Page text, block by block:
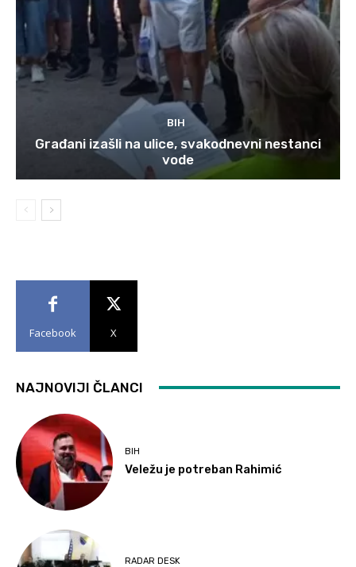
BIH
Građani izašli na ulice, svakodnevni nestanci
vode
Facebook X
NAJNOVIJI ČLANCI
BIH
Veležu je potreban Rahimić
RADAR DESK